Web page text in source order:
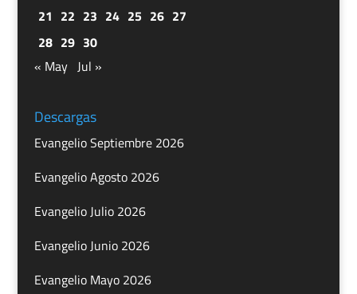
21 22 23 24 25 26 27
28 29 30
« May Jul »
Descargas
Evangelio Septiembre 2026
Evangelio Agosto 2026
Evangelio Julio 2026
Evangelio Junio 2026
Evangelio Mayo 2026